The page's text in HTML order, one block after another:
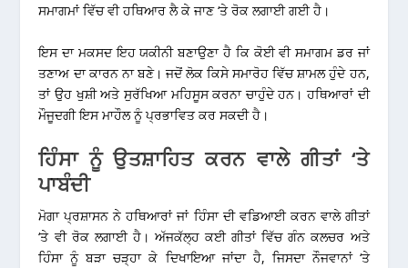
ਸਮਾਗਮਾਂ ਵਿੱਚ ਵੀ ਹਥਿਆਰ ਲੈ ਕੇ ਜਾਣ ‘ਤੇ ਰੋਕ ਲਗਾਈ ਗਈ ਹੈ।
ਇਸ ਦਾ ਮਕਸਦ ਇਹ ਯਕੀਨੀ ਬਣਾਉਣਾ ਹੈ ਕਿ ਕੋਈ ਵੀ ਸਮਾਗਮ ਡਰ ਜਾਂ
ਤਣਾਅ ਦਾ ਕਾਰਨ ਨਾ ਬਣੇ। ਜਦੋਂ ਲੋਕ ਕਿਸੇ ਸਮਾਰੋਹ ਵਿੱਚ ਸ਼ਾਮਲ ਹੁੰਦੇ ਹਨ,
ਤਾਂ ਉਹ ਖੁਸ਼ੀ ਅਤੇ ਸੁਰੱਖਿਆ ਮਹਿਸੂਸ ਕਰਨਾ ਚਾਹੁੰਦੇ ਹਨ। ਹਥਿਆਰਾਂ ਦੀ
ਮੌਜੂਦਗੀ ਇਸ ਮਾਹੌਲ ਨੂੰ ਪ੍ਰਭਾਵਿਤ ਕਰ ਸਕਦੀ ਹੈ।
ਹਿੰਸਾ ਨੂੰ ਉਤਸ਼ਾਹਿਤ ਕਰਨ ਵਾਲੇ ਗੀਤਾਂ ‘ਤੇ
ਪਾਬੰਦੀ
ਮੋਗਾ ਪ੍ਰਸ਼ਾਸਨ ਨੇ ਹਥਿਆਰਾਂ ਜਾਂ ਹਿੰਸਾ ਦੀ ਵਡਿਆਈ ਕਰਨ ਵਾਲੇ ਗੀਤਾਂ
‘ਤੇ ਵੀ ਰੋਕ ਲਗਾਈ ਹੈ। ਅੱਜਕੱਲ੍ਹ ਕਈ ਗੀਤਾਂ ਵਿੱਚ ਗੰਨ ਕਲਚਰ ਅਤੇ
ਹਿੰਸਾ ਨੂੰ ਬੜਾ ਚੜ੍ਹਾ ਕੇ ਦਿਖਾਇਆ ਜਾਂਦਾ ਹੈ, ਜਿਸਦਾ ਨੌਜਵਾਨਾਂ ‘ਤੇ